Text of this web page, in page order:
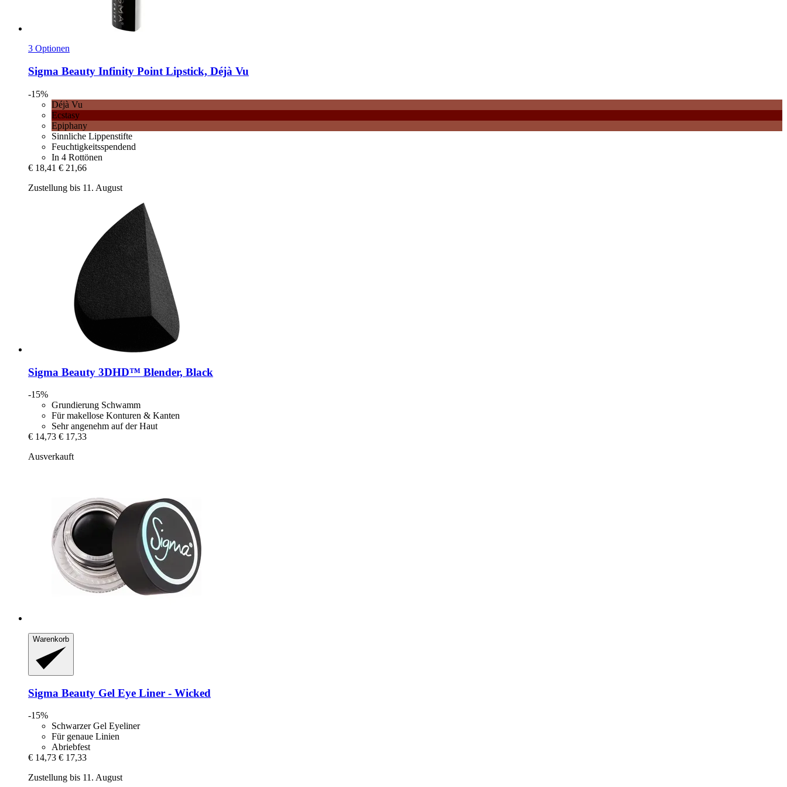
3 Optionen
Sigma Beauty Infinity Point Lipstick, Déjà Vu
-15%
Déjà Vu
Ecstasy
Epiphany
Sinnliche Lippenstifte
Feuchtigkeitsspendend
In 4 Rottönen
€ 18,41 € 21,66
Zustellung bis 11. August
Sigma Beauty 3DHD™ Blender, Black
-15%
Grundierung Schwamm
Für makellose Konturen & Kanten
Sehr angenehm auf der Haut
€ 14,73 € 17,33
Ausverkauft
Warenkorb
Sigma Beauty Gel Eye Liner -​ Wicked
-15%
Schwarzer Gel Eyeliner
Für genaue Linien
Abriebfest
€ 14,73 € 17,33
Zustellung bis 11. August